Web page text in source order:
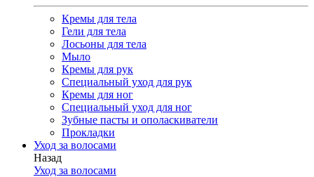
Кремы для тела
Гели для тела
Лосьоны для тела
Мыло
Кремы для рук
Специальный уход для рук
Кремы для ног
Специальный уход для ног
Зубные пасты и ополаскиватели
Прокладки
Уход за волосами
Назад
Уход за волосами